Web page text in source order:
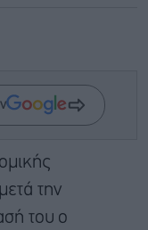
την
του ο